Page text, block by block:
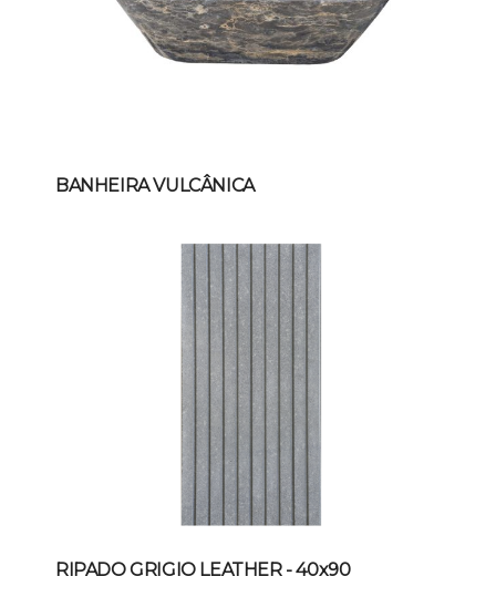
BANHEIRA VULCÂNICA
RIPADO GRIGIO LEATHER- 40x90